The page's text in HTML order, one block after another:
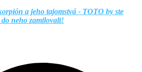
a jeho tajomstvá - TOTO by ste
neho zamilovali!